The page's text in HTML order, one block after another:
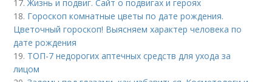
17.Жизнь и подвиг. Сайт о подвигах и героях
18. Гороскоп комнатные цветы по дате рождения.
Цветочный гороскоп! Выясняем характер человека по
дате рождения
19. ТОП-7 недорогих аптечных средств для ухода за
лицом